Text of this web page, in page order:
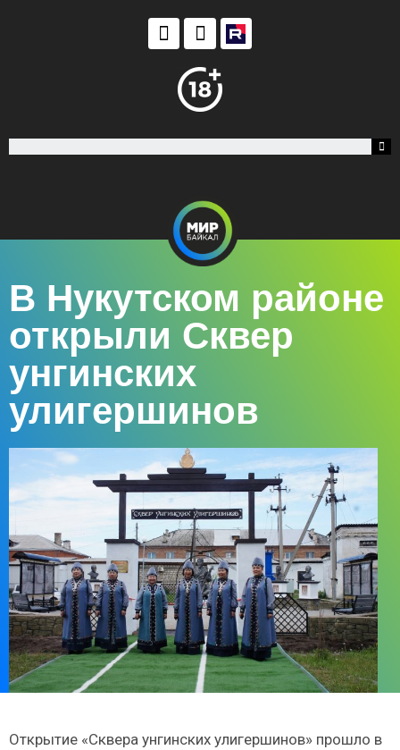
В Нукутском районе
открыли Сквер
унгинских
улигершинов
Открытие «Сквера унгинских улигершинов» прошло в